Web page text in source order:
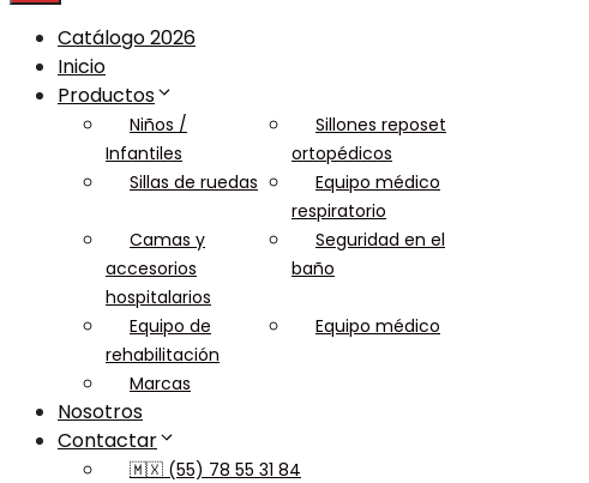
Catálogo 2026
Inicio
Productos
Niños /
Infantiles
Sillones reposet
ortopédicos
Sillas de ruedas
Equipo médico
respiratorio
Camas y
accesorios
hospitalarios
Seguridad en el
baño
Equipo de
rehabilitación
Equipo médico
Marcas
Nosotros
Contactar
🇲🇽 (55) 78 55 31 84